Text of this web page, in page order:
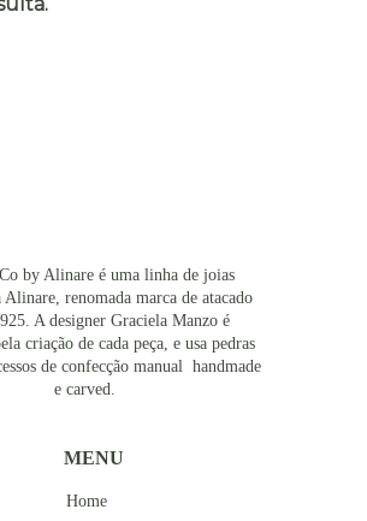
by Alinare é uma linha de joias
Alinare, renomada marca de atacado
A designer Graciela Manzo é
criação de cada peça, e usa pedras
de confecção manual  handmade
e carved.
Home
MENU